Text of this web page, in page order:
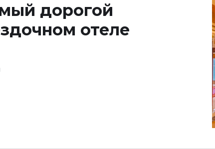
дорогой
отеле